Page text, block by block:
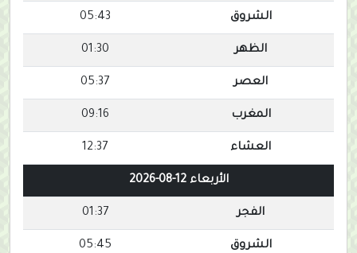
الشروق 05:43
الظهر 01:30
العصر 05:37
المغرب 09:16
العشاء 12:37
الأربعاء 12-08-2026
الفجر 01:37
الشروق 05:45